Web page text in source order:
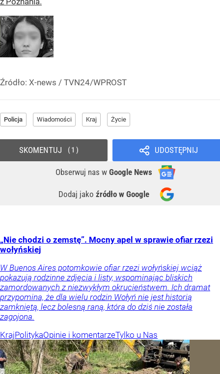
Źródło: X-news / TVN24/WPROST
Policja Wiadomości Kraj Życie
UDOSTĘPNIJ
Obserwuj nas w Google News
Dodaj jako źródło w Google
SKOMENTUJ 1
„Nie chodzi o zemstę”. Mocny apel w sprawie ofiar rzezi
wołyńskiej
W Buenos Aires potomkowie ofiar rzezi wołyńskiej wciąż
pokazują rodzinne zdjęcia i listy, wspominając bliskich
zamordowanych z niezwykłym okrucieństwem. Ich dramat
przypomina, że dla wielu rodzin Wołyń nie jest historią
zamkniętą, lecz bolesną raną, która do dziś nie została
zagojona.
KrajPolitykaOpinie i komentarzeTylko u Nas